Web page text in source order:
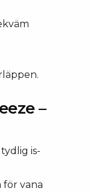
–
is-
för vana